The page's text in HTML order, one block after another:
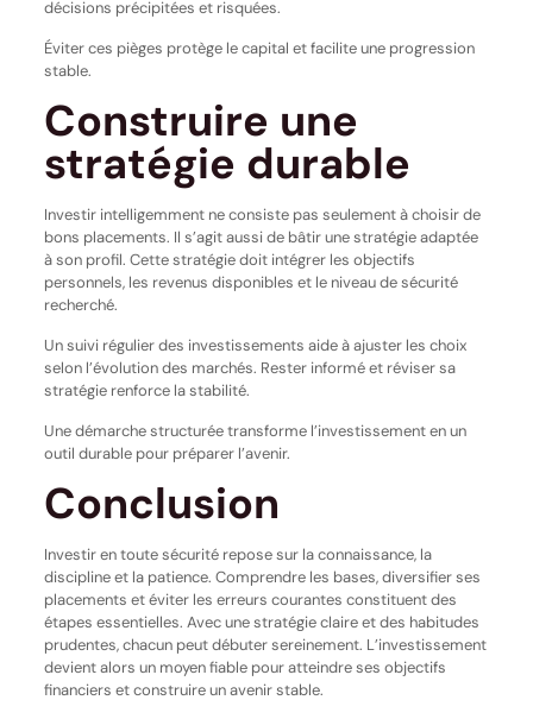
décisions précipitées et risquées.
Éviter ces pièges protège le capital et facilite une progression
stable.
Construire une
stratégie durable
Investir intelligemment ne consiste pas seulement à choisir de
bons placements. Il s’agit aussi de bâtir une stratégie adaptée
à son profil. Cette stratégie doit intégrer les objectifs
personnels, les revenus disponibles et le niveau de sécurité
recherché.
Un suivi régulier des investissements aide à ajuster les choix
selon l’évolution des marchés. Rester informé et réviser sa
stratégie renforce la stabilité.
Une démarche structurée transforme l’investissement en un
outil durable pour préparer l’avenir.
Conclusion
Investir en toute sécurité repose sur la connaissance, la
discipline et la patience. Comprendre les bases, diversifier ses
placements et éviter les erreurs courantes constituent des
étapes essentielles. Avec une stratégie claire et des habitudes
prudentes, chacun peut débuter sereinement. L’investissement
devient alors un moyen fiable pour atteindre ses objectifs
financiers et construire un avenir stable.